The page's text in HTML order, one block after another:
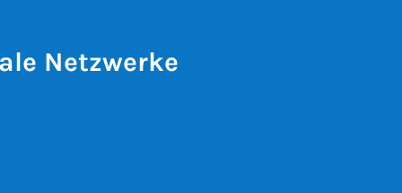
Netzwerke